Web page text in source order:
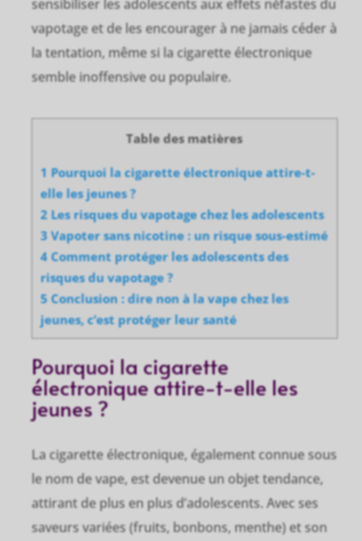
sensibiliser les adolescents aux effets néfastes du
vapotage et de les encourager à ne jamais céder à
la tentation, même si la cigarette électronique
semble inoffensive ou populaire.
Table des matières
1 Pourquoi la cigarette électronique attire-t-
elle les jeunes ?
2 Les risques du vapotage chez les adolescents
3 Vapoter sans nicotine : un risque sous-estimé
4 Comment protéger les adolescents des
risques du vapotage ?
5 Conclusion : dire non à la vape chez les
jeunes, c’est protéger leur santé
Pourquoi la cigarette
électronique attire-t-elle les
jeunes ?
La cigarette électronique, également connue sous
le nom de vape, est devenue un objet tendance,
attirant de plus en plus d’adolescents. Avec ses
saveurs variées (fruits, bonbons, menthe) et son